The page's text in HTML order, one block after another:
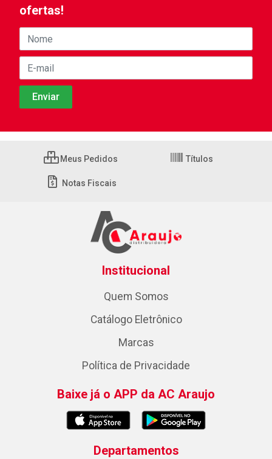
ofertas!
Meus Pedidos Títulos
Notas Fiscais
Institucional
Quem Somos
Catálogo Eletrônico
Marcas
Política de Privacidade
Baixe já o APP da AC Araujo
Departamentos